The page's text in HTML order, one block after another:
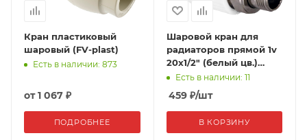
Кран пластиковый
шаровый (FV-plast)
Есть в наличии: 873
от1 067 ₽
ПОДРОБНЕЕ
Шаровой кран для
радиаторов прямой 1v
20x1/2" (белый цв.)
TEBO
Есть в наличии: 11
459₽/шт
В КОРЗИНУ